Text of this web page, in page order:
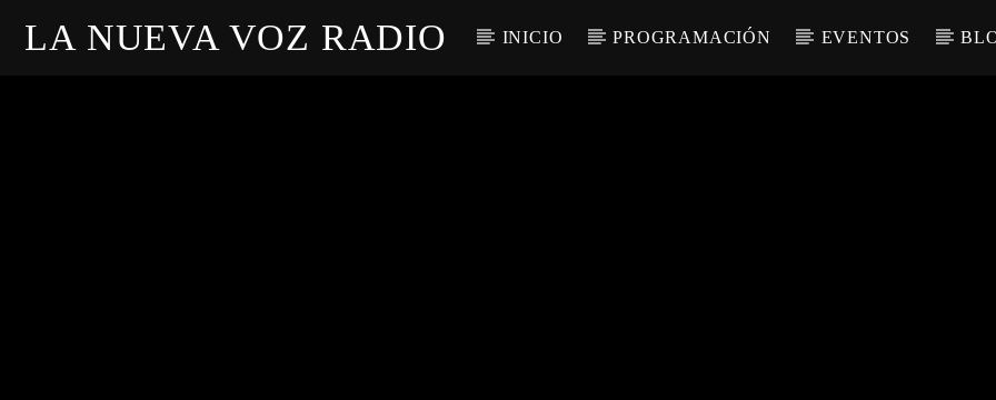
LA NUEVA VOZ RADIO INICIO PROGRAMACIÓN EVENTOS